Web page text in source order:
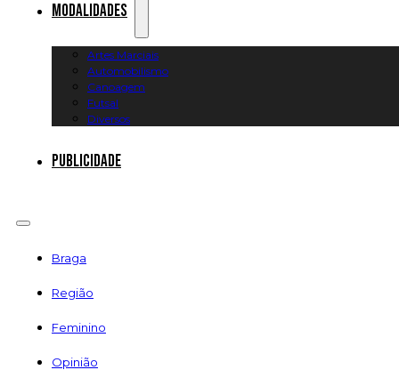
Modalidades
Artes Marciais
Automobilismo
Canoagem
Futsal
Diversos
Publicidade
Braga
Região
Feminino
Opinião